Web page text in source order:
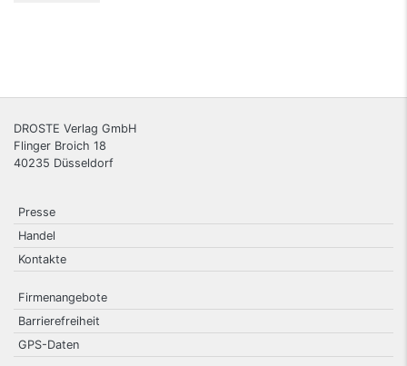
DROSTE Verlag GmbH
Flinger Broich 18
40235 Düsseldorf
Presse
Handel
Kontakte
Firmenangebote
Barrierefreiheit
GPS-Daten